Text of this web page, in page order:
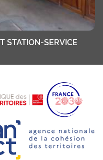
STATION-SERVICE